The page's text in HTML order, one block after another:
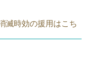
滅時効の援用はこち